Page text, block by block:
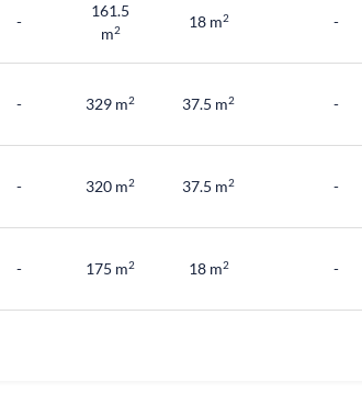
-
161.5
m2 18 m2 -
- 329 m2 37.5 m2 -
- 320 m2 37.5 m2 -
- 175 m2 18 m2 -